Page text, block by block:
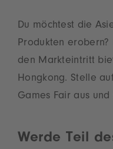
Du möchtest die
Produkten
den Markteintritt
Hongkong. Stelle
Games Fair aus
Werde Teil